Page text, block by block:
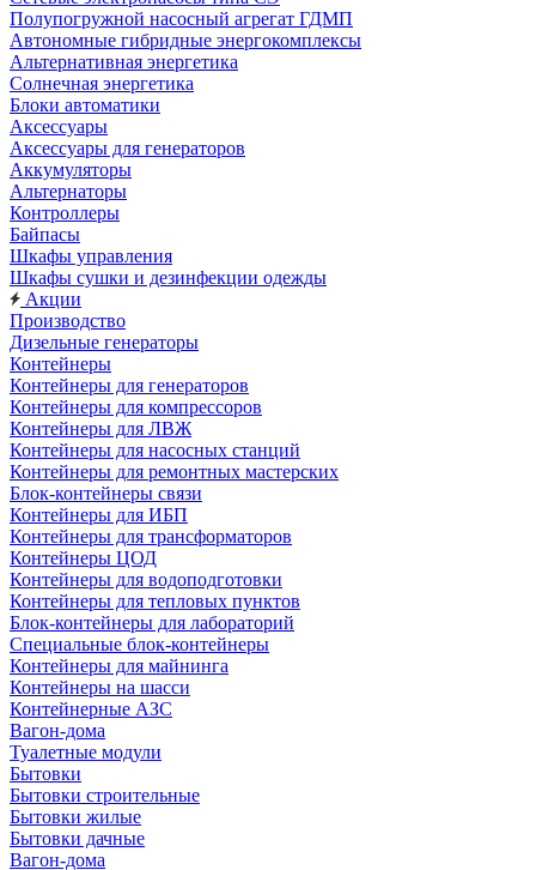
Полупогружной насосный агрегат ГДМП
Автономные гибридные энергокомплексы
Альтернативная энергетика
Солнечная энергетика
Блоки автоматики
Аксессуары
Аксессуары для генераторов
Аккумуляторы
Альтернаторы
Контроллеры
Байпасы
Шкафы управления
Шкафы сушки и дезинфекции одежды
Акции
Производство
Дизельные генераторы
Контейнеры
Контейнеры для генераторов
Контейнеры для компрессоров
Контейнеры для ЛВЖ
Контейнеры для насосных станций
Контейнеры для ремонтных мастерских
Блок-контейнеры связи
Контейнеры для ИБП
Контейнеры для трансформаторов
Контейнеры ЦОД
Контейнеры для водоподготовки
Контейнеры для тепловых пунктов
Блок-контейнеры для лабораторий
Специальные блок-контейнеры
Контейнеры для майнинга
Контейнеры на шасси
Контейнерные АЗС
Вагон-дома
Туалетные модули
Бытовки
Бытовки строительные
Бытовки жилые
Бытовки дачные
Вагон-дома